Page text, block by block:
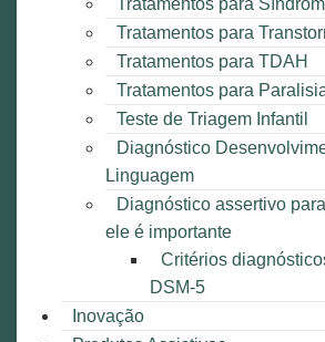
Tratamentos para
Tratamentos para
Tratamentos para TDAH
Tratamentos para
Teste de Triagem Infantil
Diagnóstico
Linguagem
Diagnóstico assertivo
ele é importante
Critérios
DSM-5
Inovação